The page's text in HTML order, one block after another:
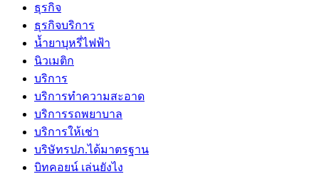
ธุรกิจ
ธุรกิจบริการ
น้ำยาบุหรี่ไฟฟ้า
นิวเมติก
บริการ
บริการทำความสะอาด
บริการรถพยาบาล
บริการให้เช่า
บริษัทรปภ.ได้มาตรฐาน
บิทคอยน์ เล่นยังไง